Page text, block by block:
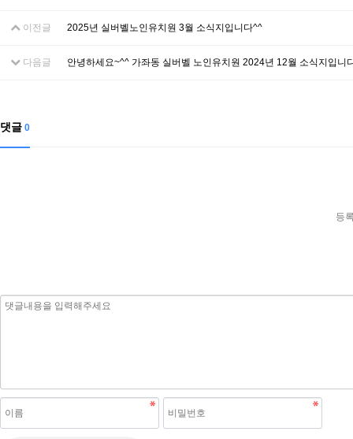
이전글 2025년 실버벨노인유치원 3월 소식지입니다^^
다음글 안녕하세요~^^ 가좌동 실버벨 노인유치원 2024년 12월 소식지입니
댓글 0
등